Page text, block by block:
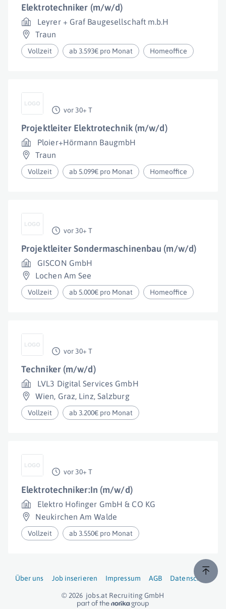
Elektrotechniker (m/w/d)
Leyrer + Graf Baugesellschaft m.b.H
Traun
Vollzeit ab 3.593€ pro Monat Homeoffice
vor 30+ T
Projektleiter Elektrotechnik (m/w/d)
Ploier+Hörmann BaugmbH
Traun
Vollzeit ab 5.099€ pro Monat Homeoffice
vor 30+ T
Projektleiter Sondermaschinenbau (m/w/d)
GISCON GmbH
Lochen Am See
Vollzeit ab 5.000€ pro Monat Homeoffice
vor 30+ T
Techniker (m/w/d)
LVL3 Digital Services GmbH
Wien, Graz, Linz, Salzburg
Vollzeit ab 3.200€ pro Monat
vor 30+ T
Elektrotechniker:In (m/w/d)
Elektro Hofinger GmbH & CO KG
Neukirchen Am Walde
Vollzeit ab 3.550€ pro Monat
Über uns Job inserieren Impressum AGB Datenschutz
© 2026 jobs.at Recruiting GmbH